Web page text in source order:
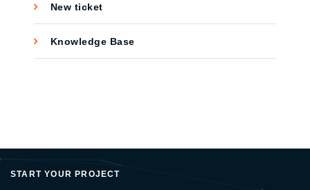
ได้ไฟเหลืองก็แสดงว่าถูกไปครึ่งหนึ่งแล้ว เหลือแค่
รายละเอียดของตัว Yoast SEO แล้วแก้ไข เพื่อ
หมดปัญหากวนใจ . ถ้าเรารู้เทคนิคการเขียนแบบ
SEO แล้ว การจะเขียนบทความให้ได้ไฟเขียวก็
New ticket
Knowledge Base
START YOUR PROJECT